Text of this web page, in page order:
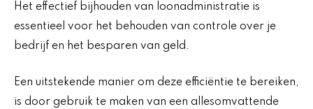
Het effectief bijhouden van loonadministratie is
essentieel voor het behouden van controle over je
bedrijf en het besparen van geld.
Een uitstekende manier om deze efficiëntie te bereiken,
is door gebruik te maken van een allesomvattende